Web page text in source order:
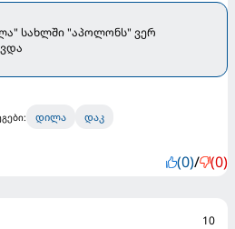
სახლში "აპოლონს" ვერ
დილა დაკ
(0)/ (0)
10